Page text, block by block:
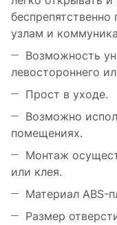
узлам и
Возможность
левостороннего
Прост в уходе.
Возможно
помещениях.
Монтаж
или клея.
Материал ABS-
Размер